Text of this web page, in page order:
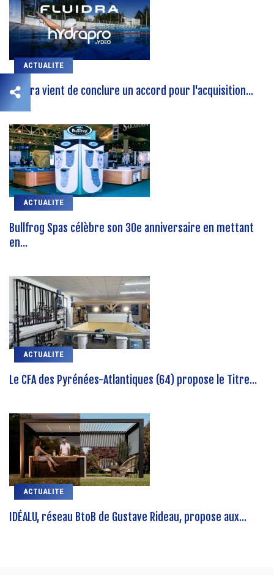
ACTUALITE
Fluidra vient de conclure un accord pour l'acquisition...
ACTUALITE
Bullfrog Spas célèbre son 30e anniversaire en mettant
en...
ACTUALITE
Le CFA des Pyrénées-Atlantiques (64) propose le Titre...
ACTUALITE
IDÉALU, réseau BtoB de Gustave Rideau, propose aux...